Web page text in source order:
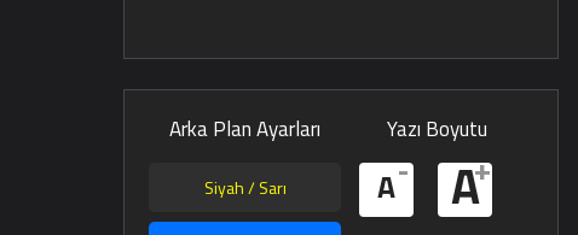
Arka Plan Ayarları
Siyah / Sarı
Yazı Boyutu
A- A+